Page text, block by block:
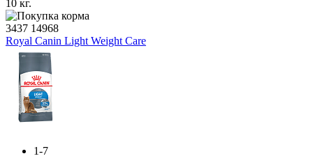
10 кг.
3437 14968
Royal Canin Light Weight Care
1-7